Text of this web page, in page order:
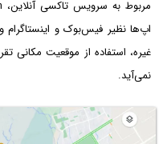
اپ‌ها نظیر فیس‌بوک و
غیره، استفاده از موقعیت
نمی‌آید.